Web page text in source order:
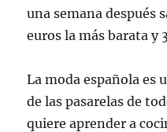
una semana después
euros la más barata y
La moda española es
de las pasarelas de
quiere aprender a